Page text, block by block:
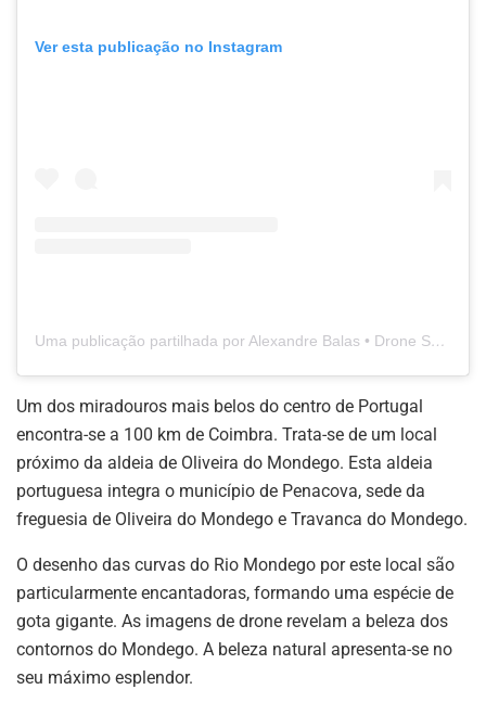
Ver esta publicação no Instagram
Uma publicação partilhada por Alexandre Balas • Drone Service & Fpv (@alexandrebalas)
Um dos miradouros mais belos do centro de Portugal
encontra-se a 100 km de Coimbra. Trata-se de um local
próximo da aldeia de Oliveira do Mondego. Esta aldeia
portuguesa integra o município de Penacova, sede da
freguesia de Oliveira do Mondego e Travanca do Mondego.
O desenho das curvas do Rio Mondego por este local são
particularmente encantadoras, formando uma espécie de
gota gigante. As imagens de drone revelam a beleza dos
contornos do Mondego. A beleza natural apresenta-se no
seu máximo esplendor.